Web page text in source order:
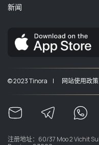
新闻
© 2023 Tinora | 网站使用政
注册地址：60/37 Moo 2 Vichit